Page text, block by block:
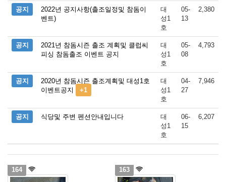
공지
2022년 공지사항(출조일정및 참돔이
벤트)
대
성1
호
05-
13
2,380
공지
2021년 참돔시즌 출조 계획및 클럽씨
피싱 참돔출조 이벤트 공지
대
성1
호
05-
08
4,793
공지
2020년 참돔시즌 출조계획및 대성1호
이벤트공지
+1
대
성1
호
04-
27
7,946
공지 식당및 주변 펜션안내입니다
대
성1
호
06-
15
6,207
164 163